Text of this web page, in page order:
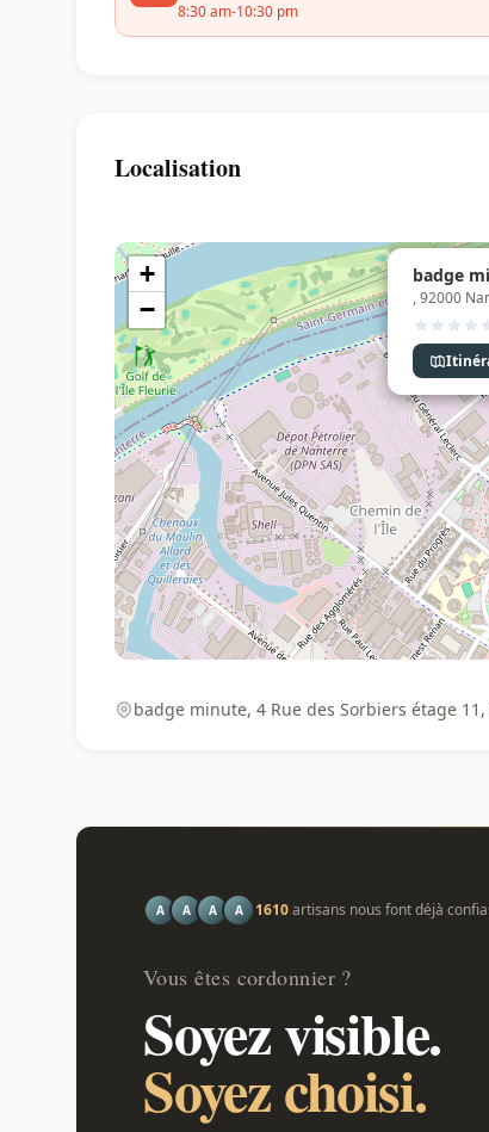
8:30 am-10:30 pm
Localisation
badge
, 92000
+
−
badge minute, 4 Rue des Sorbiers étage
A A A A 1610artisans nous font déjà
Vous êtes cordonnier ?
Soyez visible.
Soyez choisi.